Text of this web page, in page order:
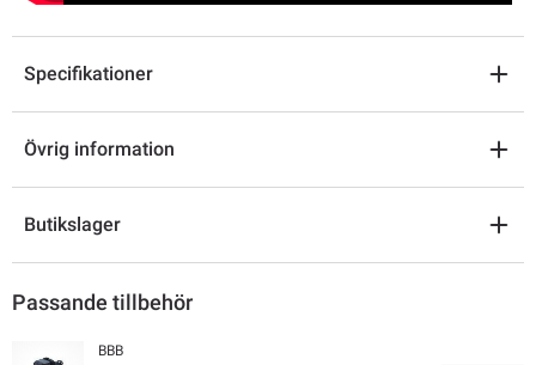
Specifikationer
Övrig information
Butikslager
Passande tillbehör
BBB